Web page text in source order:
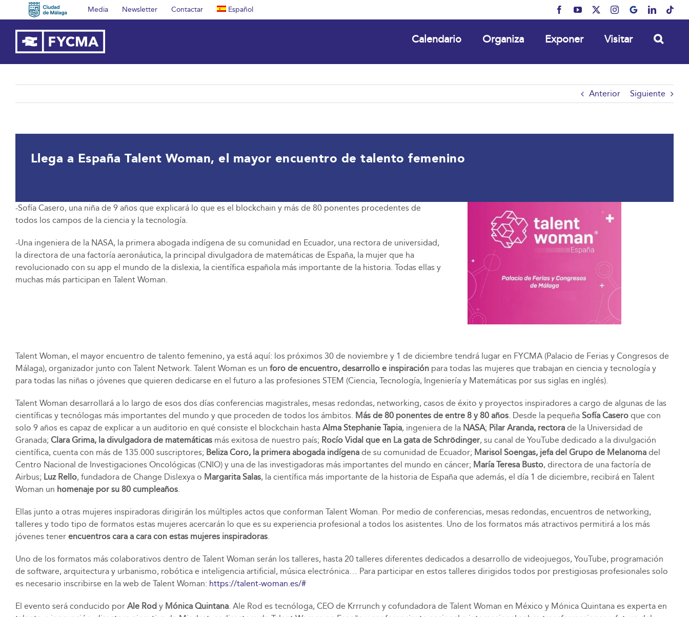
al
contenido
Media Newsletter Contactar Español FacebookYouTube Instagram
MyBusinessLinkedIn
Calendario Organiza Exponer Visitar
Anterior Siguiente
Llega a España Talent Woman, el mayor encuentro de talento femenino
-Sofía Casero, una niña de 9 años que explicará lo que es el blockchain y más de 80 ponentes procedentes de
todos los campos de la ciencia y la tecnología.
-Una ingeniera de la NASA, la primera abogada indígena de su comunidad en Ecuador, una rectora de universidad,
la directora de una factoría aeronáutica, la principal divulgadora de matemáticas de España, la mujer que ha
revolucionado con su app el mundo de la dislexia, la científica española más importante de la historia. Todas ellas y
muchas más participan en Talent Woman.
Talent Woman, el mayor encuentro de talento femenino, ya está aquí: los próximos 30 de noviembre y 1 de diciembre tendrá lugar en FYCMA (Palacio de Ferias y Congresos de
Málaga), organizador junto con Talent Network. Talent Woman es un foro de encuentro, desarrollo e inspiración para todas las mujeres que trabajan en ciencia y tecnología y
para todas las niñas o jóvenes que quieren dedicarse en el futuro a las profesiones STEM (Ciencia, Tecnología, Ingeniería y Matemáticas por sus siglas en inglés).
Talent Woman desarrollará a lo largo de esos dos días conferencias magistrales, mesas redondas, networking, casos de éxito y proyectos inspiradores a cargo de algunas de las
científicas y tecnólogas más importantes del mundo y que proceden de todos los ámbitos. Más de 80 ponentes de entre 8 y 80 años. Desde la pequeña Sofía Caseroque con
solo 9 años es capaz de explicar a un auditorio en qué consiste el blockchain hasta Alma Stephanie Tapia, ingeniera de la NASA; Pilar Aranda, rectorade la Universidad de
Granada; Clara Grima, la divulgadora de matemáticasmás exitosa de nuestro país; Rocío Vidal que en La gata de Schrödinger, su canal de YouTube dedicado a la divulgación
científica, cuenta con más de 135.000 suscriptores; Beliza Coro, la primera abogada indígenade su comunidad de Ecuador; Marisol Soengas, jefa del Grupo de Melanomadel
Centro Nacional de Investigaciones Oncológicas (CNIO) y una de las investigadoras más importantes del mundo en cáncer; María Teresa Busto, directora de una factoría de
Airbus; Luz Rello, fundadora de Change Dislexya o Margarita Salas, la científica más importante de la historia de España que además, el día 1 de diciembre, recibirá en Talent
Woman un homenaje por su 80 cumpleaños.
Ellas junto a otras mujeres inspiradoras dirigirán los múltiples actos que conforman Talent Woman. Por medio de conferencias, mesas redondas, encuentros de networking,
talleres y todo tipo de formatos estas mujeres acercarán lo que es su experiencia profesional a todos los asistentes. Uno de los formatos más atractivos permitirá a los más
jóvenes tener encuentros cara a cara con estas mujeres inspiradoras.
Uno de los formatos más colaborativos dentro de Talent Woman serán los talleres, hasta 20 talleres diferentes dedicados a desarrollo de videojuegos, YouTube, programación
de software, arquitectura y urbanismo, robótica e inteligencia artificial, música electrónica… Para participar en estos talleres dirigidos todos por prestigiosas profesionales solo
es necesario inscribirse en la web de Talent Woman: https://talent-woman.es/#
El evento será conducido por Ale Rod y Mónica Quintana. Ale Rod es tecnóloga, CEO de Krrrunch y cofundadora de Talent Woman en México y Mónica Quintana es experta en